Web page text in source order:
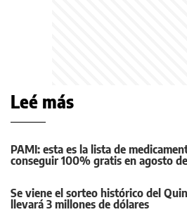
Leé más
PAMI: esta es la lista de
conseguir 100% gratis en agosto
Se viene el sorteo histórico del
llevará 3 millones de dólares